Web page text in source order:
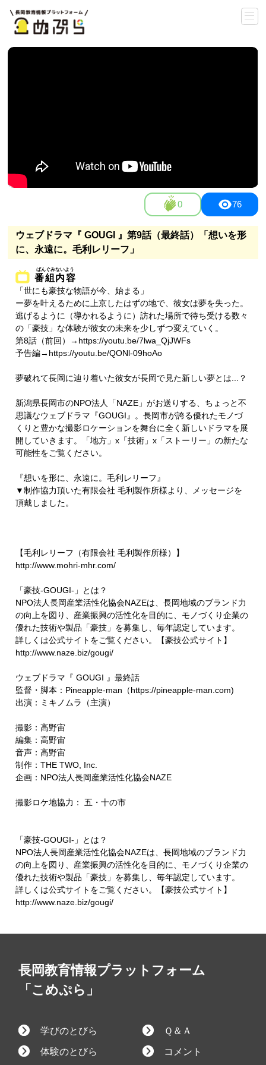
0 76
ウェブドラマ『 GOUGI 』第9話（最終話）「想いを形
に、永遠に。毛利レリーフ」
番組内容
「世にも豪技な物語が今、始まる」
ー夢を叶えるために上京したはずの地で、彼女は夢を失った。
逃げるように（導かれるように）訪れた場所で待ち受ける数々
の「豪技」な体験が彼女の未来を少しずつ変えていく。
第8話（前回）→https://youtu.be/7lwa_QjJWFs
予告編→https://youtu.be/QONl-09hoAo​​​
夢破れて長岡に辿り着いた彼女が長岡で見た新しい夢とは...？
新潟県長岡市のNPO法人「NAZE」がお送りする、ちょっと不
思議なウェブドラマ『GOUGI』。長岡市が誇る優れたモノづ
くりと豊かな撮影ロケーションを舞台に全く新しいドラマを展
開していきます。「地方」x「技術」x「ストーリー」の新たな
可能性をご覧ください。
『想いを形に、永遠に。毛利レリーフ』
▼制作協力頂いた有限会社 毛利製作所様より、メッセージを
頂戴しました。
【毛利レリーフ（有限会社 毛利製作所様）】
http://www.mohri-mhr.com/
「豪技-GOUGI-」とは？
NPO法人長岡産業活性化協会NAZEは、長岡地域のブランド力
の向上を図り、産業振興の活性化を目的に、モノづくり企業の
優れた技術や製品「豪技」を募集し、毎年認定しています。
詳しくは公式サイトをご覧ください。【豪技公式サイト】
http://www.naze.biz/gougi/​​​
ウェブドラマ『 GOUGI 』最終話
監督・脚本：Pineapple-man（https://pineapple-man.com​​​)
出演：ミキノムラ（主演）
撮影：高野宙
編集：高野宙
音声：高野宙
制作：THE TWO, Inc.
企画：NPO法人長岡産業活性化協会NAZE
撮影ロケ地協力： 五・十の市
「豪技-GOUGI-」とは？
NPO法人長岡産業活性化協会NAZEは、長岡地域のブランド力
の向上を図り、産業振興の活性化を目的に、モノづくり企業の
優れた技術や製品「豪技」を募集し、毎年認定しています。
詳しくは公式サイトをご覧ください。【豪技公式サイト】
http://www.naze.biz/gougi/
長岡教育情報プラットフォーム
「こめぷら」
学びのとびら
体験のとびら
Ｑ＆Ａ
コメント